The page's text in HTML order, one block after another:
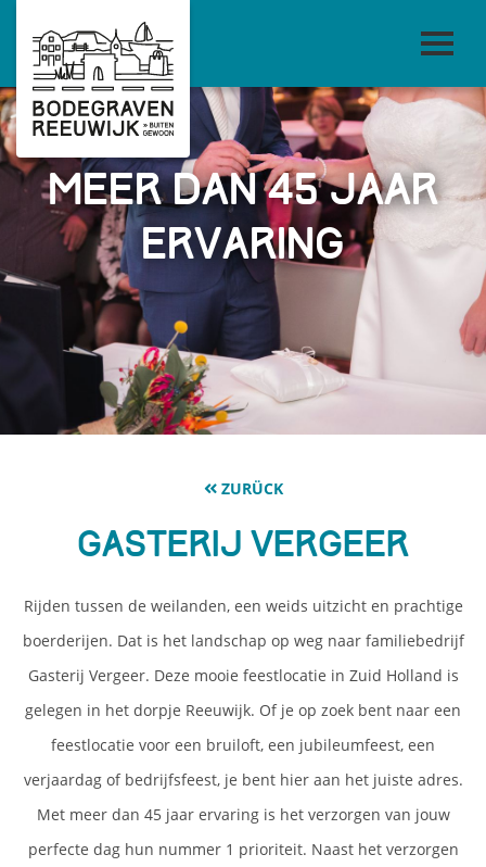
meer dan 45 jaar
ervaring
ZURÜCK
Gasterij Vergeer
Rijden tussen de weilanden, een weids uitzicht en prachtige
boerderijen. Dat is het landschap op weg naar familiebedrijf
Gasterij Vergeer. Deze mooie feestlocatie in Zuid Holland is
gelegen in het dorpje Reeuwijk. Of je op zoek bent naar een
feestlocatie voor een bruiloft, een jubileumfeest, een
verjaardag of bedrijfsfeest, je bent hier aan het juiste adres.
Met meer dan 45 jaar ervaring is het verzorgen van jouw
perfecte dag hun nummer 1 prioriteit. Naast het verzorgen